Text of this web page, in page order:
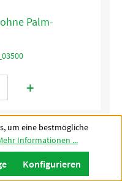
Palm-
+
um eine bestmögliche
Informationen ...
Konfigurieren